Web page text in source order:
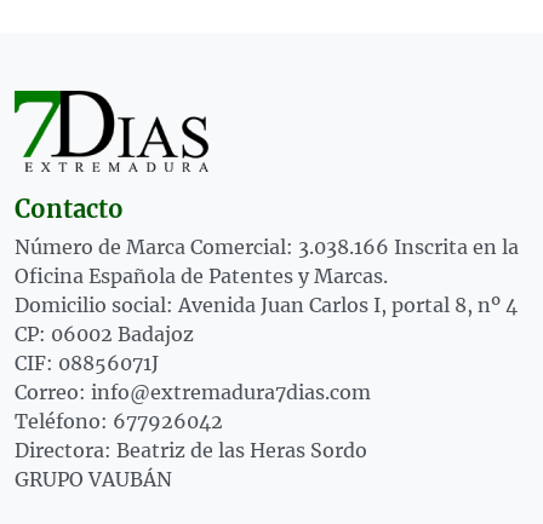
Contacto
Número de Marca Comercial: 3.038.166 Inscrita en la
Oficina Española de Patentes y Marcas.
Domicilio social: Avenida Juan Carlos I, portal 8, nº 4
CP: 06002 Badajoz
CIF: 08856071J
Correo: info@extremadura7dias.com
Teléfono: 677926042
Directora: Beatriz de las Heras Sordo
GRUPO VAUBÁN